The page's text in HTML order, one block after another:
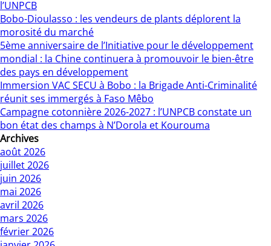
l’UNPCB
Bobo-Dioulasso : les vendeurs de plants déplorent la
morosité du marché
5ème anniversaire de l’Initiative pour le développement
mondial : la Chine continuera à promouvoir le bien-être
des pays en développement
Immersion VAC SECU à Bobo : la Brigade Anti-Criminalité
réunit ses immergés à Faso Mêbo
Campagne cotonnière 2026-2027 : l’UNPCB constate un
bon état des champs à N’Dorola et Kourouma
Archives
août 2026
juillet 2026
juin 2026
mai 2026
avril 2026
mars 2026
février 2026